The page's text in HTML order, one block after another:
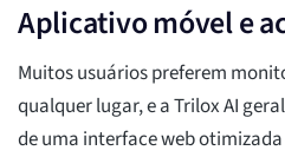
Aplicativo móvel e
Muitos usuários preferem
qualquer lugar, e a Trilox AI
de uma interface web